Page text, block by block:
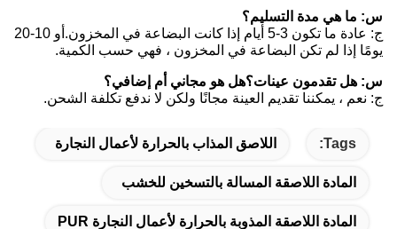
س: ما هي مدة التسليم؟
ج: عادة ما تكون 3-5 أيام إذا كانت البضاعة في المخزون.أو 10-20
يومًا إذا لم تكن البضاعة في المخزون ، فهي حسب الكمية.
س: هل تقدمون عينات؟هل هو مجاني أم إضافي؟
ج: نعم ، يمكننا تقديم العينة مجانًا ولكن لا ندفع تكلفة الشحن.
Tags: اللاصق المذاب بالحرارة لأعمال النجارة
المادة اللاصقة المسالة بالتسخين للخشب
المادة اللاصقة المذوبة بالحرارة لأعمال النجارة PUR